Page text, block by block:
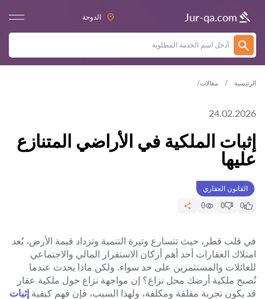
Jur-qa.com الدوحة
الرئيسية مقالات
24.02.2026
إثبات الملكية في الأراضي المتنازع
عليها
القانون العقاري
0
0
0
في قلب قطر، حيث تتسارع وتيرة التنمية وتزداد قيمة الأرض، يُعد
امتلاك العقارات أحد أهم أركان الاستقرار المالي والاجتماعي
للعائلات والمستثمرين على حد سواء. ولكن ماذا يحدث عندما
تُصبح ملكية أرضك محل نزاع؟ إن مواجهة نزاع حول ملكية عقار
قد يكون تجربة مقلقة ومكلفة، ولهذا السبب، فإن فهم كيفية إثبات